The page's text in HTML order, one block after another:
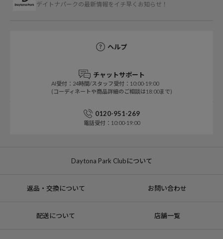
デイトナパークの最新情報をイチ早くお知らせ！
ヘルプ
チャットサポート
AI受付：24時間/スタッフ受付：10:00-19:00
(コーディネートや商品詳細のご相談は18:00まで)
0120-951-269
電話受付：10:00-19:00
Daytona Park Clubについて
返品・交換について お問い合わせ
配送について 店舗一覧